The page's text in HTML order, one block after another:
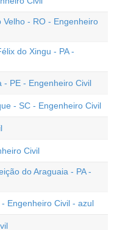
- RO - Engenheiro
do Xingu - PA -
- PE - Engenheiro Civil
- SC - Engenheiro Civil
Civil
do Araguaia - PA -
Engenheiro Civil - azul